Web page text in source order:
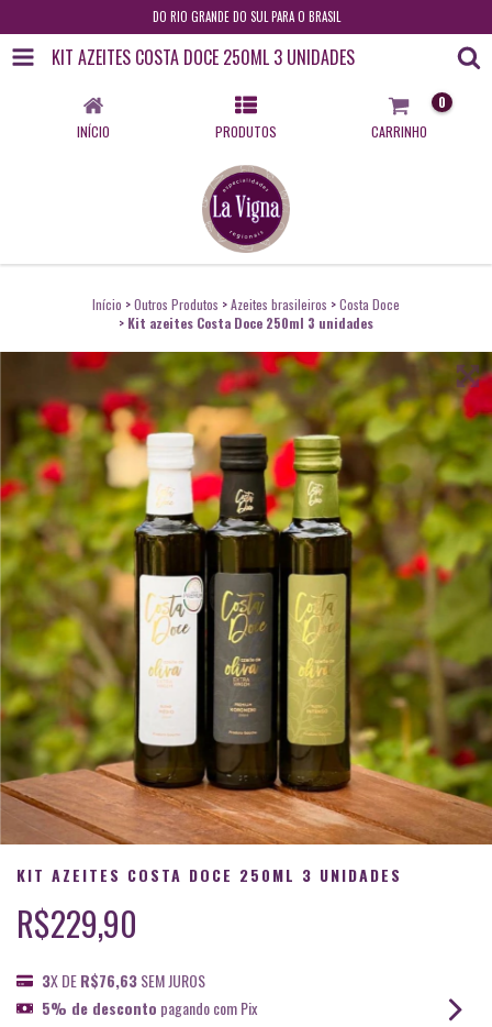
DO RIO GRANDE DO SUL PARA O BRASIL
KIT AZEITES COSTA DOCE 250ML 3 UNIDADES
INÍCIO PRODUTOS CARRINHO
0
Início >Outros Produtos >Azeites brasileiros >Costa Doce
> Kit azeites Costa Doce 250ml 3 unidades
KIT AZEITES COSTA DOCE 250ML 3 UNIDADES
R$229,90
3X DER$76,63SEM JUROS
5% de desconto pagando com Pix